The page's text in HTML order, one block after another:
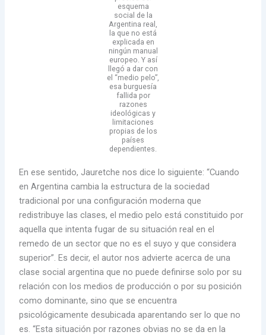
esquema
social de la
Argentina real,
la que no está
explicada en
ningún manual
europeo. Y así
llegó a dar con
el “medio pelo”,
esa burguesía
fallida por
razones
ideológicas y
limitaciones
propias de los
países
dependientes.
En ese sentido, Jauretche nos dice lo siguiente: “Cuando
en Argentina cambia la estructura de la sociedad
tradicional por una configuración moderna que
redistribuye las clases, el medio pelo está constituido por
aquella que intenta fugar de su situación real en el
remedo de un sector que no es el suyo y que considera
superior”. Es decir, el autor nos advierte acerca de una
clase social argentina que no puede definirse solo por su
relación con los medios de producción o por su posición
como dominante, sino que se encuentra
psicológicamente desubicada aparentando ser lo que no
es. “Esta situación por razones obvias no se da en la